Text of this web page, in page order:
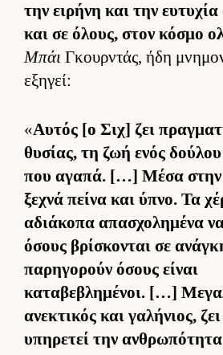
την ει­ρήνη και την
και σε όλους, στον κόσμο
Μπάι Γκουρ­ντάς, ήδη
εξηγεί:
«Αυ­τός [ο Σιχ] ζει
θυσίας, τη ζωή ενός
που αγαπά. […] Μέσα στην
ξεχνά πείνα και ύπνο. Τα
αδιάκοπα απασχολημένα
όσους βρίσκονται σε
παρηγορούν όσους εί­ναι
καταβεβλημένοι. […]
ανεκτικός και γαλήνιος,
υπηρετεί την